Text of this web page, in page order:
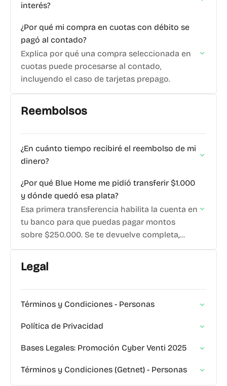
interés?
¿Por qué mi compra en cuotas con débito se
pagó al contado?
Explica por qué una compra seleccionada en
cuotas puede procesarse al contado,
incluyendo el caso de tarjetas prepago.
Reembolsos
¿En cuánto tiempo recibiré el reembolso de mi
dinero?
¿Por qué Blue Home me pidió transferir $1.000
y dónde quedó esa plata?
Esa primera transferencia habilita la cuenta en
tu banco para que puedas pagar montos
sobre $250.000. Se te devuelve completa,
pero llega a tu billetera Venti. Aplica en pagos
por…
Legal
Términos y Condiciones - Personas
Política de Privacidad
Bases Legales: Promoción Cyber Venti 2025
Términos y Condiciones (Getnet) - Personas